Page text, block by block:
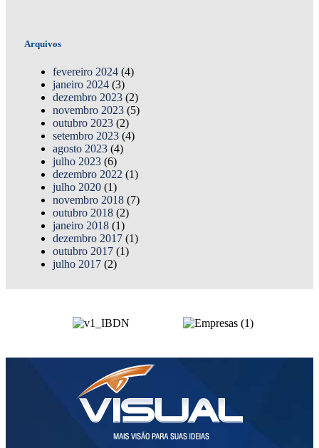
Arquivos
fevereiro 2024 (4)
janeiro 2024 (3)
dezembro 2023 (2)
novembro 2023 (5)
outubro 2023 (2)
setembro 2023 (4)
agosto 2023 (4)
julho 2023 (6)
dezembro 2022 (1)
julho 2020 (1)
novembro 2018 (7)
outubro 2018 (2)
janeiro 2018 (1)
dezembro 2017 (1)
outubro 2017 (1)
julho 2017 (2)